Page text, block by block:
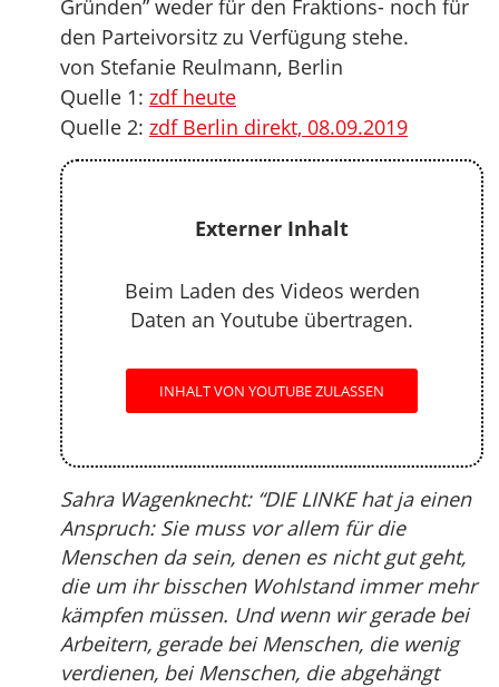
Gründen” weder für den Fraktions- noch für
den Parteivorsitz zu Verfügung stehe.
von Stefanie Reulmann, Berlin
Quelle 1: zdf heute
Quelle 2: zdf Berlin direkt, 08.09.2019
Externer Inhalt
Beim Laden des Videos werden
Daten an Youtube übertragen.
INHALT VON YOUTUBE ZULASSEN
Sahra Wagenknecht: “DIE LINKE hat ja einen
Anspruch: Sie muss vor allem für die
Menschen da sein, denen es nicht gut geht,
die um ihr bisschen Wohlstand immer mehr
kämpfen müssen. Und wenn wir gerade bei
Arbeitern, gerade bei Menschen, die wenig
verdienen, bei Menschen, die abgehängt